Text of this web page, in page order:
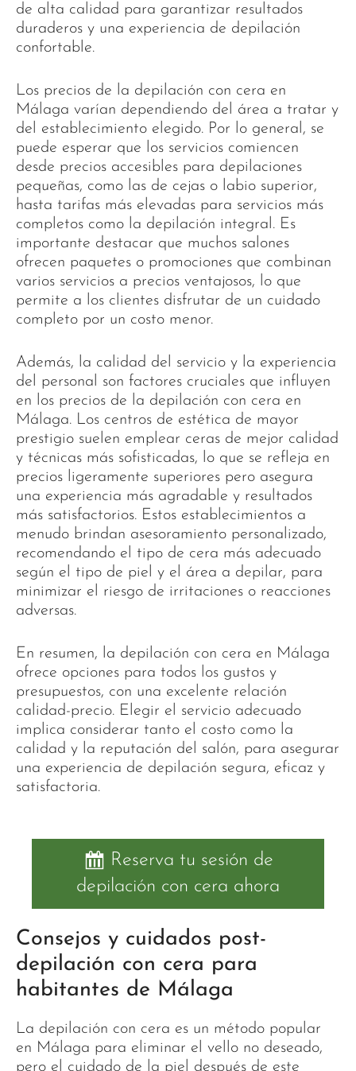
de alta calidad para garantizar resultados
duraderos y una experiencia de depilación
confortable.
Los precios de la depilación con cera en
Málaga varían dependiendo del área a tratar y
del establecimiento elegido. Por lo general, se
puede esperar que los servicios comiencen
desde precios accesibles para depilaciones
pequeñas, como las de cejas o labio superior,
hasta tarifas más elevadas para servicios más
completos como la depilación integral. Es
importante destacar que muchos salones
ofrecen paquetes o promociones que combinan
varios servicios a precios ventajosos, lo que
permite a los clientes disfrutar de un cuidado
completo por un costo menor.
Además, la calidad del servicio y la experiencia
del personal son factores cruciales que influyen
en los precios de la depilación con cera en
Málaga. Los centros de estética de mayor
prestigio suelen emplear ceras de mejor calidad
y técnicas más sofisticadas, lo que se refleja en
precios ligeramente superiores pero asegura
una experiencia más agradable y resultados
más satisfactorios. Estos establecimientos a
menudo brindan asesoramiento personalizado,
recomendando el tipo de cera más adecuado
según el tipo de piel y el área a depilar, para
minimizar el riesgo de irritaciones o reacciones
adversas.
En resumen, la depilación con cera en Málaga
ofrece opciones para todos los gustos y
presupuestos, con una excelente relación
calidad-precio. Elegir el servicio adecuado
implica considerar tanto el costo como la
calidad y la reputación del salón, para asegurar
una experiencia de depilación segura, eficaz y
satisfactoria.
Reserva tu sesión de
depilación con cera ahora
Consejos y cuidados post-
depilación con cera para
habitantes de Málaga
La depilación con cera es un método popular
en Málaga para eliminar el vello no deseado,
pero el cuidado de la piel después de este